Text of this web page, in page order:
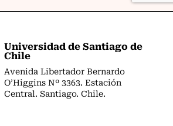
Universidad de Santiago de
Chile
Avenida Libertador Bernardo
O’Higgins Nº 3363. Estación
Central. Santiago. Chile.